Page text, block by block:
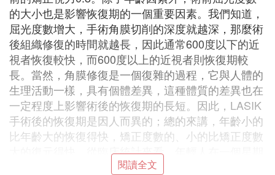
的大小也是影響恢復期的一個重要因素。我們知道，
屈光度數增大，手術角膜切削的深度就越深，那麼術
後組織修復的時間就越長，因此通常600度以下的近
視者恢復較快，而600度以上的近視者則恢復期較
長。當然，角膜修復是一個復雜的過程，它與人體的
生理活動一樣，具有個體差異，這種體質的差異也在
一定程度上影響術後的恢復期的長短。因此，LASIK
手術後的恢復期是因人而異的；總的來講，年齡小的
比年齡大的恢復得快，矯正度數的、小的比矯正度數
大的復元得快。從臨床統計來看，年輕人在一個星期
就可以傷口癒合，一個月左右基本復元，即可達到或
閱讀全文